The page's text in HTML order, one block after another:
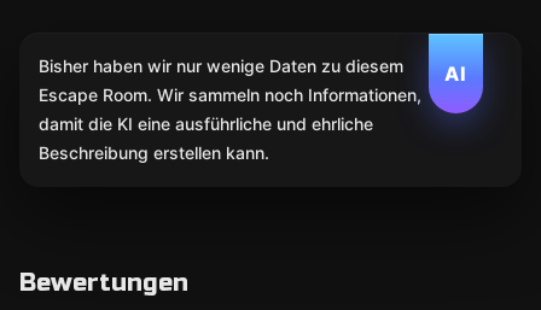
AI
Bisher haben wir nur wenige Daten zu diesem
Escape Room. Wir sammeln noch Informationen,
damit die KI eine ausführliche und ehrliche
Beschreibung erstellen kann.
Bewertungen